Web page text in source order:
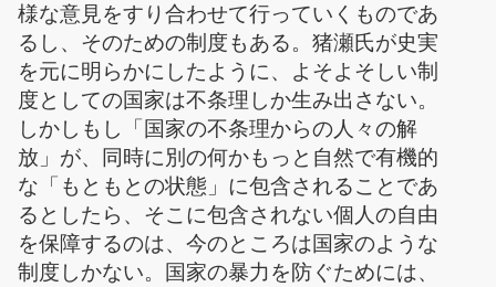
様な意見をすり合わせて行っていくものであ
るし、そのための制度もある。猪瀬氏が史実
を元に明らかにしたように、よそよそしい制
度としての国家は不条理しか生み出さない。
しかしもし「国家の不条理からの人々の解
放」が、同時に別の何かもっと自然で有機的
な「もともとの状態」に包含されることであ
るとしたら、そこに包含されない個人の自由
を保障するのは、今のところは国家のような
制度しかない。国家の暴力を防ぐためには、